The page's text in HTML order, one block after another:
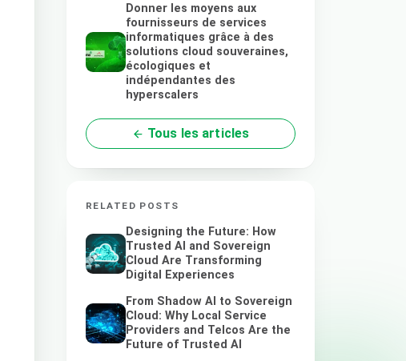
Donner les moyens aux
fournisseurs de services
informatiques grâce à des
solutions cloud souveraines,
écologiques et
indépendantes des
hyperscalers
Tous les articles
RELATED POSTS
Designing the Future: How
Trusted AI and Sovereign
Cloud Are Transforming
Digital Experiences
From Shadow AI to Sovereign
Cloud: Why Local Service
Providers and Telcos Are the
Future of Trusted AI